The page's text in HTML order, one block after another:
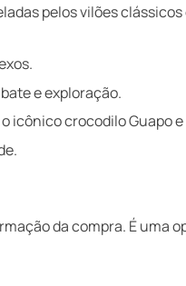
pelos vilões
e exploração.
icônico crocodilo Guapo
da compra. É uma